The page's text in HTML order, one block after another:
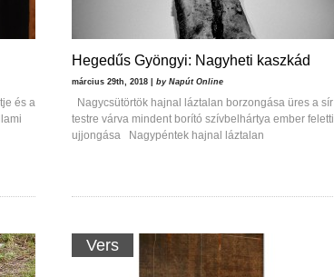
és a
Hegedűs Gyöngyi: Nagyheti kaszkád
március 29th, 2018 | by Napút Online
Nagycsütörtök hajnal láztalan borzongása üres a sír
testre várva mindent borító szívbelhártya ember feletti
ujjongása Nagypéntek hajnal láztalan
Vers